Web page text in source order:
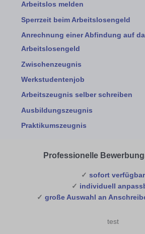
Arbeitslos melden
Sperrzeit beim Arbeitslosengeld
Anrechnung einer Abfindung auf
Arbeitslosengeld
Zwischenzeugnis
Werkstudentenjob
Arbeitszeugnis selber schreiben
Ausbildungszeugnis
Praktikumszeugnis
Professionelle
✓ sofort verfügbar
✓ individuell
✓ große Auswahl an
test